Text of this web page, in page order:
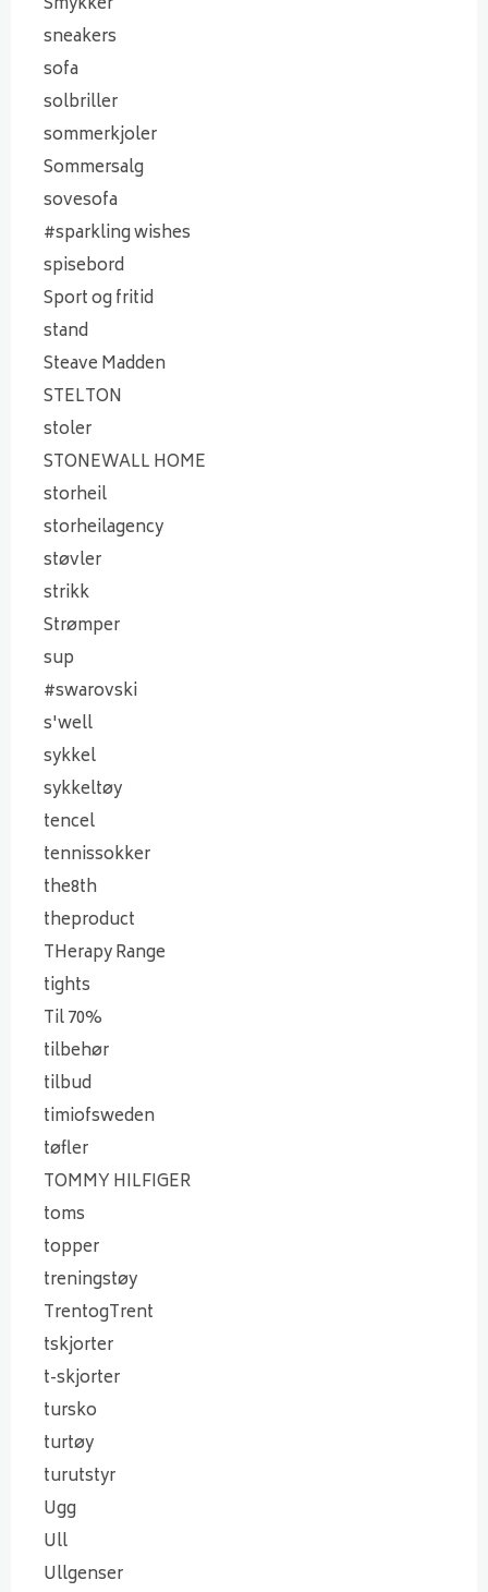
sneakers
sofa
solbriller
sommerkjoler
Sommersalg
sovesofa
#sparkling wishes
spisebord
Sport og fritid
stand
Steave Madden
STELTON
stoler
STONEWALL HOME
storheil
storheilagency
støvler
strikk
Strømper
sup
#swarovski
s'well
sykkel
sykkeltøy
tencel
tennissokker
the8th
theproduct
THerapy Range
tights
Til 70%
tilbehør
tilbud
timiofsweden
tøfler
TOMMY HILFIGER
toms
topper
treningstøy
TrentogTrent
tskjorter
t-skjorter
tursko
turtøy
turutstyr
Ugg
Ull
Ullgenser